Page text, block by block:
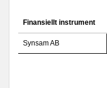
Finansiellt instrument
Synsam AB